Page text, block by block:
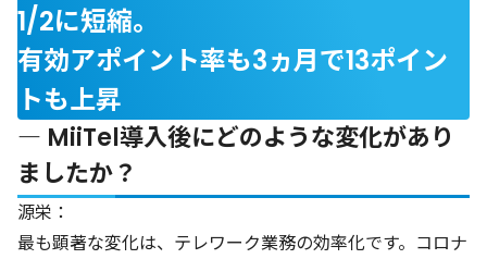
1/2に短縮。
有効アポイント率も3ヵ月で13ポイン
トも上昇
― MiiTel導入後にどのような変化があり
ましたか？
源栄：
最も顕著な変化は、テレワーク業務の効率化です。コロナ